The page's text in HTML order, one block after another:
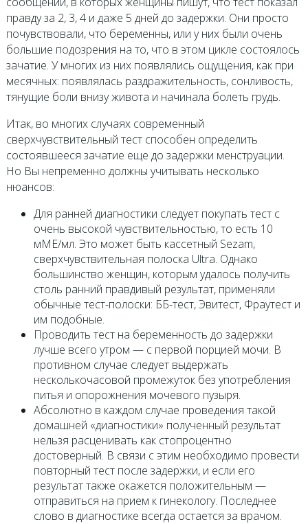
правду за 2, 3, 4 и даже 5 дней до задержки. Они просто
почувствовали, что беременны, или у них были очень
большие подозрения на то, что в этом цикле состоялось
зачатие. У многих из них появлялись ощущения, как при
месячных: появлялась раздражительность, сонливость,
тянущие боли внизу живота и начинала болеть грудь.
Итак, во многих случаях современный
сверхчувствительный тест способен определить
состоявшееся зачатие еще до задержки менструации.
Но Вы непременно должны учитывать несколько
нюансов:
Для ранней диагностики следует покупать тест с
очень высокой чувствительностью, то есть 10
мМЕ/мл. Это может быть кассетный Sezam,
сверхчувствительная полоска Ultra. Однако
большинство женщин, которым удалось получить
столь ранний правдивый результат, применяли
обычные тест-полоски: ББ-тест, Эвитест, Фраутест и
им подобные.
Проводить тест на беременность до задержки
лучше всего утром — с первой порцией мочи. В
противном случае следует выдержать
несколькочасовой промежуток без употребления
питья и опорожнения мочевого пузыря.
Абсолютно в каждом случае проведения такой
домашней «диагностики» полученный результат
нельзя расценивать как стопроцентно
достоверный. В связи с этим необходимо провести
повторный тест после задержки, и если его
результат также окажется положительным —
отправиться на прием к гинекологу. Последнее
слово в диагностике всегда остается за врачом.